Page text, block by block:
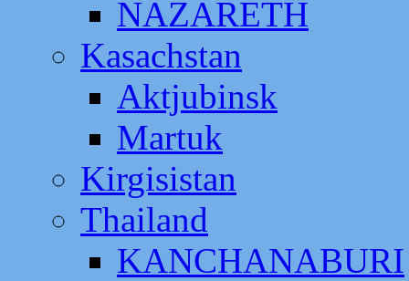
NAZARETH
Kasachstan
Aktjubinsk
Martuk
Kirgisistan
Thailand
KANCHANABURI